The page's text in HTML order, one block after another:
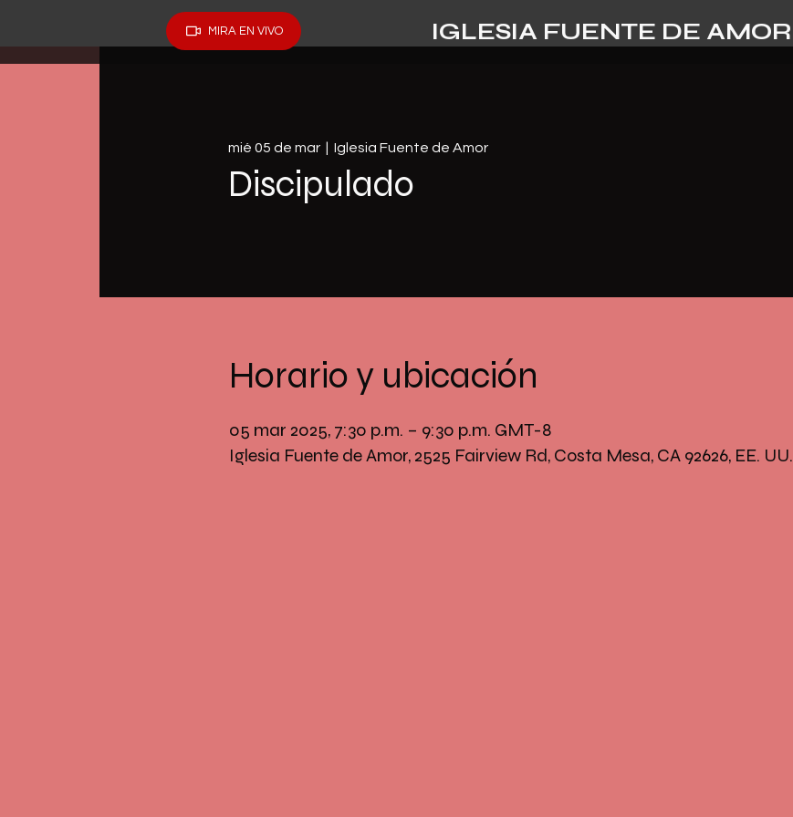
MIRA EN VIVO IGLESIA FUENTE DE AMOR
mié 05 de mar
  |
Iglesia Fuente de Amor
Discipulado
Horario y ubicación
05 mar 2025, 7:30 p.m. – 9:30 p.m. GMT-8
Iglesia Fuente de Amor, 2525 Fairview Rd, Costa Mesa, CA 92626, EE. UU.